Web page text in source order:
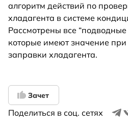
алгоритм действий по
хладагента в системе
Рассмотрены все
которые имеют значение
заправки хладагента.
Зачет
Поделиться в соц. сетях